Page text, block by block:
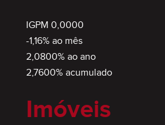
IGPM 0,0000
-1,16% ao mês
2,0800% ao ano
2,7600% acumulado
Imóveis